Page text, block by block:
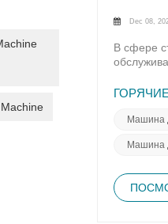
Dec 08,
В сфере
теряющий
которые
Машина
Машина